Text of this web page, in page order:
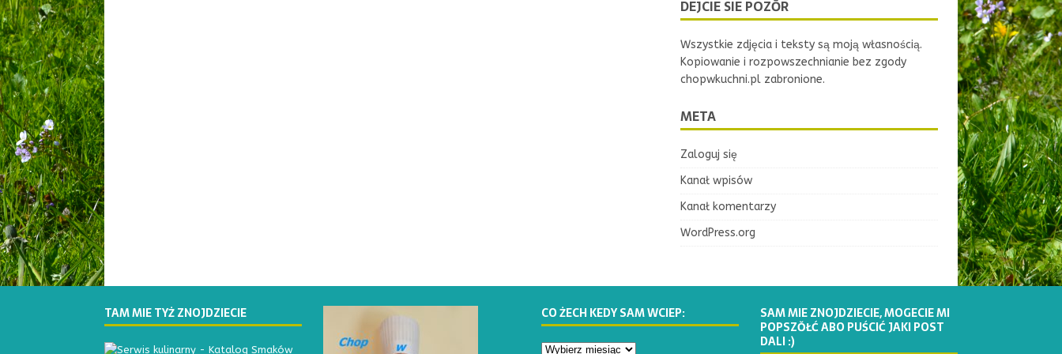
DEJCIE SIE POZŌR
Wszystkie zdjęcia i teksty są moją własnością.
Kopiowanie i rozpowszechnianie bez zgody
chopwkuchni.pl zabronione.
META
Zaloguj się
Kanał wpisów
Kanał komentarzy
WordPress.org
TAM MIE TYŻ ZNOJDZIECIE CO ŻECH KEDY SAM WCIEP:
SAM MIE ZNOJDZIECIE, MOGECIE MI
POPSZŎŁĆ ABO PUŚCIĆ JAKI POST
DALI :)